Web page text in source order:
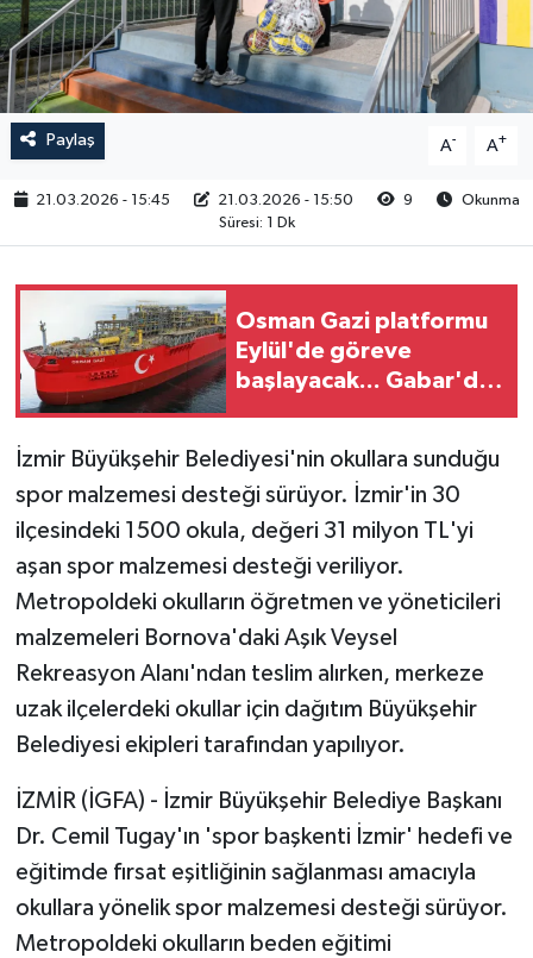
Paylaş A- A+
21.03.2026 - 15:45 21.03.2026 - 15:50 9
Okunma
Süresi: 1 Dk
Osman Gazi platformu
Eylül'de göreve
başlayacak... Gabar'da
İzmir Büyükşehir Belediyesi'nin okullara sunduğu
spor malzemesi desteği sürüyor. İzmir'in 30
ilçesindeki 1500 okula, değeri 31 milyon TL'yi
aşan spor malzemesi desteği veriliyor.
Metropoldeki okulların öğretmen ve yöneticileri
malzemeleri Bornova'daki Aşık Veysel
Rekreasyon Alanı'ndan teslim alırken, merkeze
uzak ilçelerdeki okullar için dağıtım Büyükşehir
Belediyesi ekipleri tarafından yapılıyor.
İZMİR (İGFA) - İzmir Büyükşehir Belediye Başkanı
Dr. Cemil Tugay'ın 'spor başkenti İzmir' hedefi ve
eğitimde fırsat eşitliğinin sağlanması amacıyla
okullara yönelik spor malzemesi desteği sürüyor.
Metropoldeki okulların beden eğitimi
RESMİ İLAN